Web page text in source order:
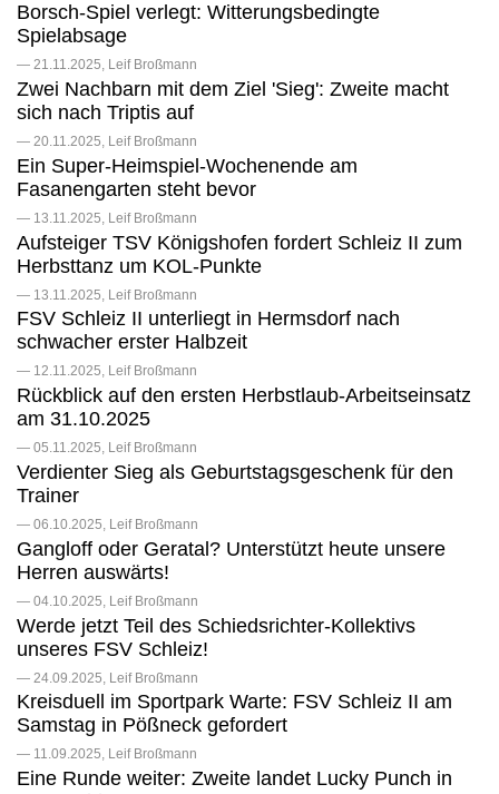
Borsch-Spiel verlegt: Witterungsbedingte
Spielabsage
— 21.11.2025, Leif Broßmann
Zwei Nachbarn mit dem Ziel 'Sieg': Zweite macht
sich nach Triptis auf
— 20.11.2025, Leif Broßmann
Ein Super-Heimspiel-Wochenende am
Fasanengarten steht bevor
— 13.11.2025, Leif Broßmann
Aufsteiger TSV Königshofen fordert Schleiz II zum
Herbsttanz um KOL-Punkte
— 13.11.2025, Leif Broßmann
FSV Schleiz II unterliegt in Hermsdorf nach
schwacher erster Halbzeit
— 12.11.2025, Leif Broßmann
Rückblick auf den ersten Herbstlaub-Arbeitseinsatz
am 31.10.2025
— 05.11.2025, Leif Broßmann
Verdienter Sieg als Geburtstagsgeschenk für den
Trainer
— 06.10.2025, Leif Broßmann
Gangloff oder Geratal? Unterstützt heute unsere
Herren auswärts!
— 04.10.2025, Leif Broßmann
Werde jetzt Teil des Schiedsrichter-Kollektivs
unseres FSV Schleiz!
— 24.09.2025, Leif Broßmann
Kreisduell im Sportpark Warte: FSV Schleiz II am
Samstag in Pößneck gefordert
— 11.09.2025, Leif Broßmann
Eine Runde weiter: Zweite landet Lucky Punch in